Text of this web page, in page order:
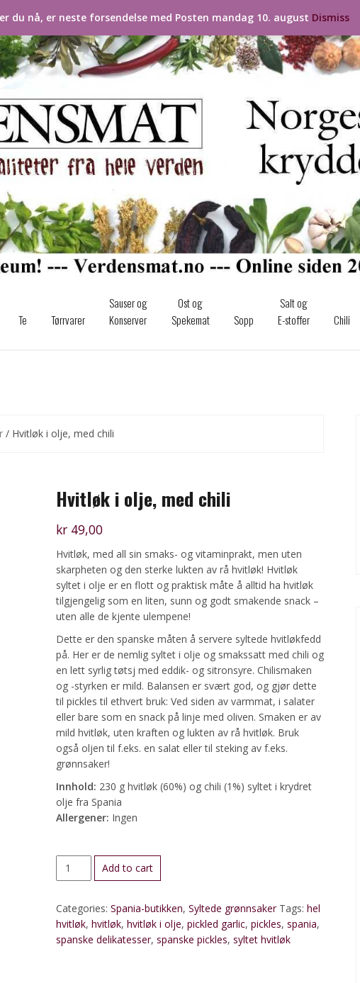
Te Tørrvarer
Sauser og
Konserver
Ost og
Spekemat
Sopp
Salt og
E-stoffer
Chili
/ Hvitløk i olje, med chili
Hvitløk i olje, med chili
kr49,00
Hvitløk, med all sin smaks- og vitaminprakt, men uten
skarpheten og den sterke lukten av rå hvitløk! Hvitløk
syltet i olje er en flott og praktisk måte å alltid ha hvitløk
tilgjengelig som en liten, sunn og godt smakende snack –
uten alle de kjente ulempene!
Dette er den spanske måten å servere syltede hvitløkfedd
på. Her er de nemlig syltet i olje og smakssatt med chili og
en lett syrlig tøtsj med eddik- og sitronsyre. Chilismaken
og -styrken er mild. Balansen er svært god, og gjør dette
til pickles til ethvert bruk: Ved siden av varmmat, i salater
eller bare som en snack på linje med oliven. Smaken er av
mild hvitløk, uten kraften og lukten av rå hvitløk. Bruk
også oljen til f.eks. en salat eller til steking av f.eks.
grønnsaker!
Innhold: 230 g hvitløk (60%) og chili (1%) syltet i krydret
olje fra Spania
Allergener: Ingen
Hvitløk
i
med
chili
quantity
Add to cart
Categories: Spania-butikken, Syltede grønnsaker Tags: hel
hvitløk, hvitløk, hvitløk i olje, pickled garlic, pickles, spania,
spanske delikatesser, spanske pickles, syltet hvitløk
du nå, er neste forsendelse med Posten mandag 10. august Dismiss